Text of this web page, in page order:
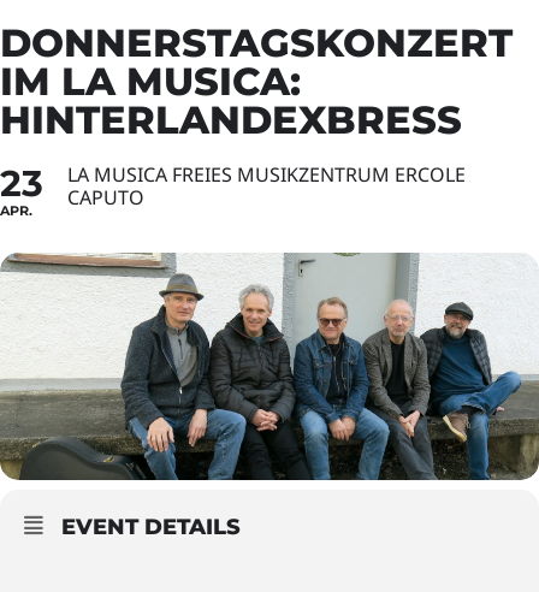
DONNERSTAGSKONZERT
IM LA MUSICA:
HINTERLANDEXBRESS
23
APR.
LA MUSICA FREIES MUSIKZENTRUM ERCOLE
CAPUTO
EVENT DETAILS